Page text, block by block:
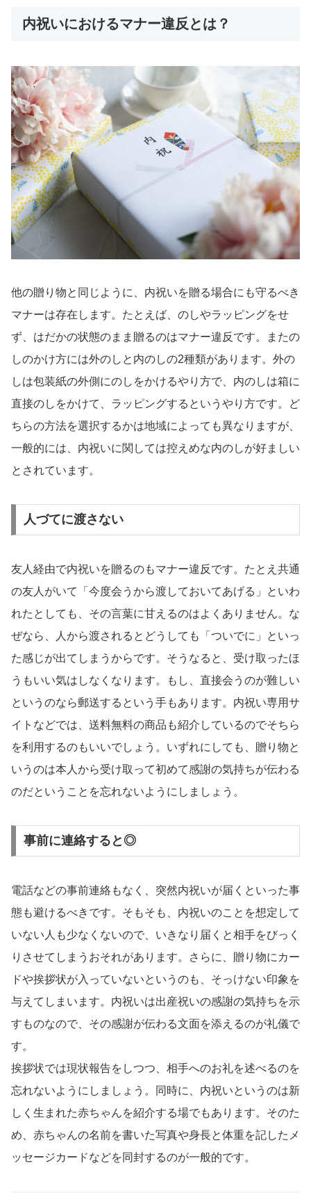
内祝いにおけるマナー違反とは？
他の贈り物と同じように、内祝いを贈る場合にも守るべき
マナーは存在します。たとえば、のしやラッピングをせ
ず、はだかの状態のまま贈るのはマナー違反です。またの
しのかけ方には外のしと内のしの2種類があります。外の
しは包装紙の外側にのしをかけるやり方で、内のしは箱に
直接のしをかけて、ラッピングするというやり方です。ど
ちらの方法を選択するかは地域によっても異なりますが、
一般的には、内祝いに関しては控えめな内のしが好ましい
とされています。
人づてに渡さない
友人経由で内祝いを贈るのもマナー違反です。たとえ共通
の友人がいて「今度会うから渡しておいてあげる」といわ
れたとしても、その言葉に甘えるのはよくありません。な
ぜなら、人から渡されるとどうしても「ついでに」といっ
た感じが出てしまうからです。そうなると、受け取ったほ
うもいい気はしなくなります。もし、直接会うのが難しい
というのなら郵送するという手もあります。内祝い専用サ
イトなどでは、送料無料の商品も紹介しているのでそちら
を利用するのもいいでしょう。いずれにしても、贈り物と
いうのは本人から受け取って初めて感謝の気持ちが伝わる
のだということを忘れないようにしましょう。
事前に連絡すると◎
電話などの事前連絡もなく、突然内祝いが届くといった事
態も避けるべきです。そもそも、内祝いのことを想定して
いない人も少なくないので、いきなり届くと相手をびっく
りさせてしまうおそれがあります。さらに、贈り物にカー
ドや挨拶状が入っていないというのも、そっけない印象を
与えてしまいます。内祝いは出産祝いの感謝の気持ちを示
すものなので、その感謝が伝わる文面を添えるのが礼儀で
す。
挨拶状では現状報告をしつつ、相手へのお礼を述べるのを
忘れないようにしましょう。同時に、内祝いというのは新
しく生まれた赤ちゃんを紹介する場でもあります。そのた
め、赤ちゃんの名前を書いた写真や身長と体重を記したメ
ッセージカードなどを同封するのが一般的です。